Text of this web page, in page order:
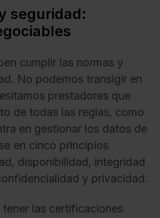
seguridad:
cumplir las normas y
No podemos transigir en
prestadores que
de todas las reglas, como
en gestionar los datos de
en cinco principios
disponibilidad, integridad
y privacidad.
las certificaciones